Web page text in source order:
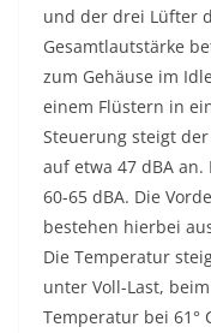
und der drei Lüfter
Gesamtlautstärke
zum Gehäuse im
einem Flüstern in
Steuerung steigt
auf etwa 47 dBA
60-65 dBA. Die
bestehen hierbei
Die Temperatur
unter Voll-Last,
Temperatur bei 61°